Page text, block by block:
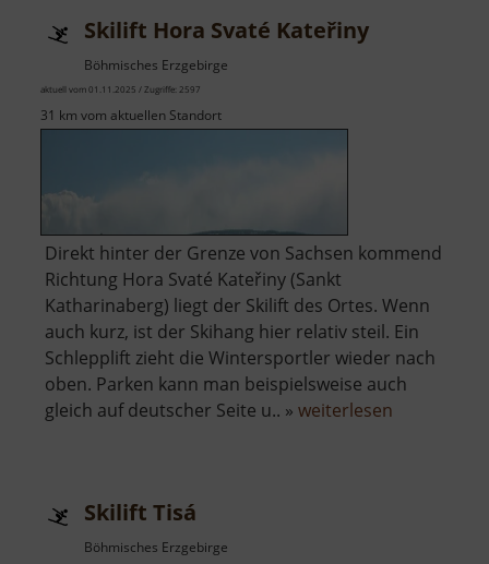
Skilift Hora Svaté Kateřiny
Böhmisches Erzgebirge
aktuell vom 01.11.2025 / Zugriffe: 2597
31 km vom aktuellen Standort
Direkt hinter der Grenze von Sachsen kommend
Richtung Hora Svaté Kateřiny (Sankt
Katharinaberg) liegt der Skilift des Ortes. Wenn
auch kurz, ist der Skihang hier relativ steil. Ein
Schlepplift zieht die Wintersportler wieder nach
oben. Parken kann man beispielsweise auch
gleich auf deutscher Seite u.. » weiterlesen
Skilift Tisá
Böhmisches Erzgebirge